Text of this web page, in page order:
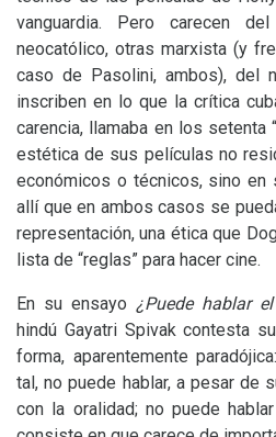
vanguardia. Pero carecen
neocatólico, otras marxista (y
caso de Pasolini, ambos), del
inscriben en lo que la crítica
carencia, llamaba en los setenta
estética de sus películas no
económicos o técnicos, sino en
allí que en ambos casos se
representación, una ética que
lista de “reglas” para hacer cine.
En su ensayo ¿Puede hablar
hindú Gayatri Spivak contesta
forma, aparentemente
tal, no puede hablar, a pesar de
con la oralidad; no puede